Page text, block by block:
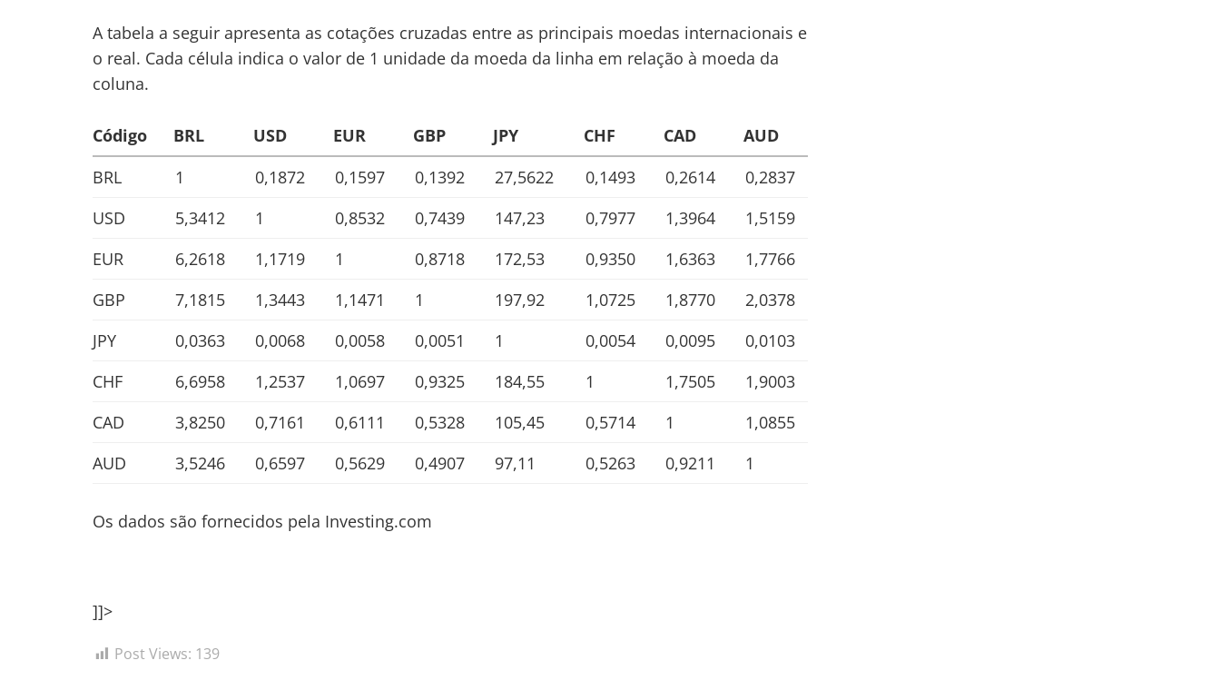
A tabela a seguir apresenta as cotações cruzadas entre as principais moedas internacionais e
o real. Cada célula indica o valor de 1 unidade da moeda da linha em relação à moeda da
coluna.
Código BRL USD EUR GBP JPY CHF CAD
AUD
BRL
1 0,1872 0,1597 0,1392 27,5622 0,1493 0,2614
0,2837
USD
5,3412 1 0,8532 0,7439 147,23 0,7977 1,3964
1,5159
EUR
6,2618 1,1719 1 0,8718 172,53 0,9350 1,6363
1,7766
GBP
7,1815 1,3443 1,1471 1 197,92 1,0725 1,8770
2,0378
JPY
0,0363 0,0068 0,0058 0,0051 1 0,0054 0,0095
0,0103
CHF
6,6958 1,2537 1,0697 0,9325 184,55 1 1,7505
1,9003
CAD
3,8250 0,7161 0,6111 0,5328 105,45 0,5714 1
1,0855
AUD
3,5246 0,6597 0,5629 0,4907 97,11 0,5263 0,9211 1
Os dados são fornecidos pela Investing.com
]]>
Post Views: 139